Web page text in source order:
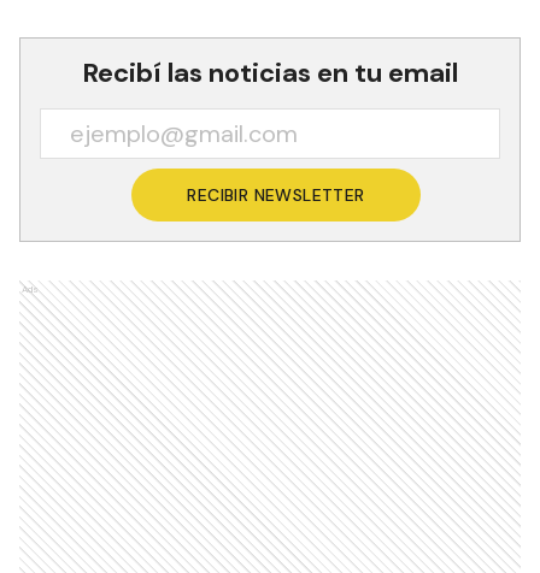
Recibí las noticias en tu email
RECIBIR NEWSLETTER
Ads